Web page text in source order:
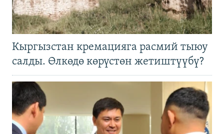
Кыргызстан кремацияга расмий тыюу
салды. Өлкөдө көрүстөн жетиштүүбү?